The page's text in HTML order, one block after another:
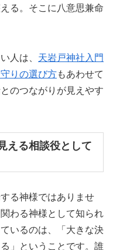
る。そこに八意思兼命
人は、 天岩戸神社入門
りの選び方もあわせて
のつながりが見えやす
える相談役として
る神様ではありませ
わる神様として知られ
いるのは、「大きな決
」ということです。誰